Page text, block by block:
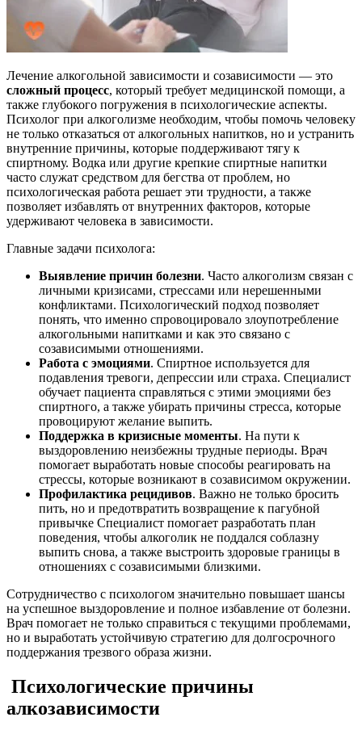
Лечение алкогольной зависимости и созависимости — это
сложный процесс, который требует медицинской помощи, а
также глубокого погружения в психологические аспекты.
Психолог при алкоголизме необходим, чтобы помочь человеку
не только отказаться от алкогольных напитков, но и устранить
внутренние причины, которые поддерживают тягу к
спиртному. Водка или другие крепкие спиртные напитки
часто служат средством для бегства от проблем, но
психологическая работа решает эти трудности, а также
позволяет избавлять от внутренних факторов, которые
удерживают человека в зависимости.
Главные задачи психолога:
Выявление причин болезни. Часто алкоголизм связан с
личными кризисами, стрессами или нерешенными
конфликтами. Психологический подход позволяет
понять, что именно спровоцировало злоупотребление
алкогольными напитками и как это связано с
созависимыми отношениями.
Работа с эмоциями. Спиртное используется для
подавления тревоги, депрессии или страха. Специалист
обучает пациента справляться с этими эмоциями без
спиртного, а также убирать причины стресса, которые
провоцируют желание выпить.
Поддержка в кризисные моменты. На пути к
выздоровлению неизбежны трудные периоды. Врач
помогает выработать новые способы реагировать на
стрессы, которые возникают в созависимом окружении.
Профилактика рецидивов. Важно не только бросить
пить, но и предотвратить возвращение к пагубной
привычке Специалист помогает разработать план
поведения, чтобы алкоголик не поддался соблазну
выпить снова, а также выстроить здоровые границы в
отношениях с созависимыми близкими.
Сотрудничество с психологом значительно повышает шансы
на успешное выздоровление и полное избавление от болезни.
Врач помогает не только справиться с текущими проблемами,
но и выработать устойчивую стратегию для долгосрочного
поддержания трезвого образа жизни.
Психологические причины
алкозависимости